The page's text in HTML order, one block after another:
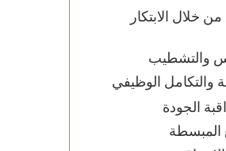
خلال الابتكار
والتشطيب
والتكامل الوظيفي
الجودة
المبسطة